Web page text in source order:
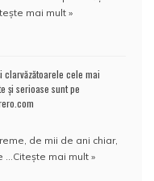
mai mult »
clarvăzătoarele cele mai
și serioase sunt pe
de mii de ani chiar,
…Citește mai mult »